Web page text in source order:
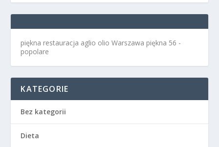
piękna restauracja aglio olio Warszawa piękna 56 -
popolare
KATEGORIE
Bez kategorii
Dieta